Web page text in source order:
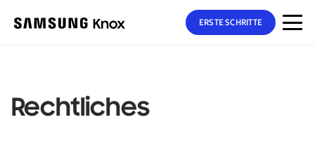
ERSTE SCHRITTE
Rechtliches